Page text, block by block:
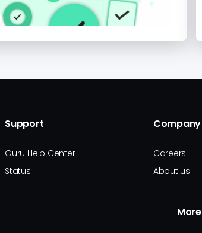
Support
Guru Help Center
Status
Company
Careers
About us
More